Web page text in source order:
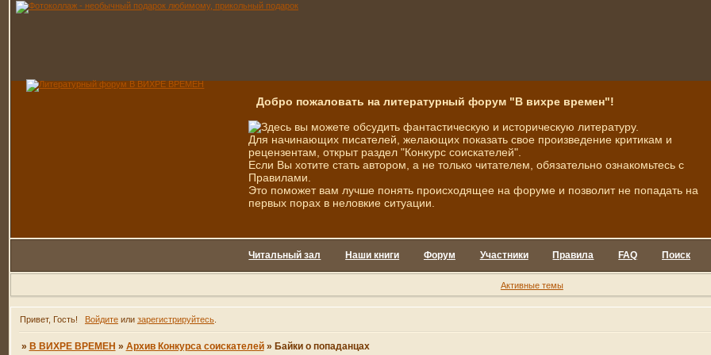
Добро пожаловать на литературный форум "В вихре времен"!
Здесь вы можете обсудить фантастическую и историческую литературу.
Для начинающих писателей, желающих показать свое произведение критикам и
рецензентам, открыт раздел "Конкурс соискателей".
Если Вы хотите стать автором, а не только читателем, обязательно ознакомьтесь с
Правилами.
Это поможет вам лучше понять происходящее на форуме и позволит не попадать на
первых порах в неловкие ситуации.
Читальный зал Наши книги Форум Участники Правила FAQ Поиск
Активные темы
Привет, Гость! Войдитеили зарегистрируйтесь.
» В ВИХРЕ ВРЕМЕН » Архив Конкурса соискателей » Байки о попаданцах